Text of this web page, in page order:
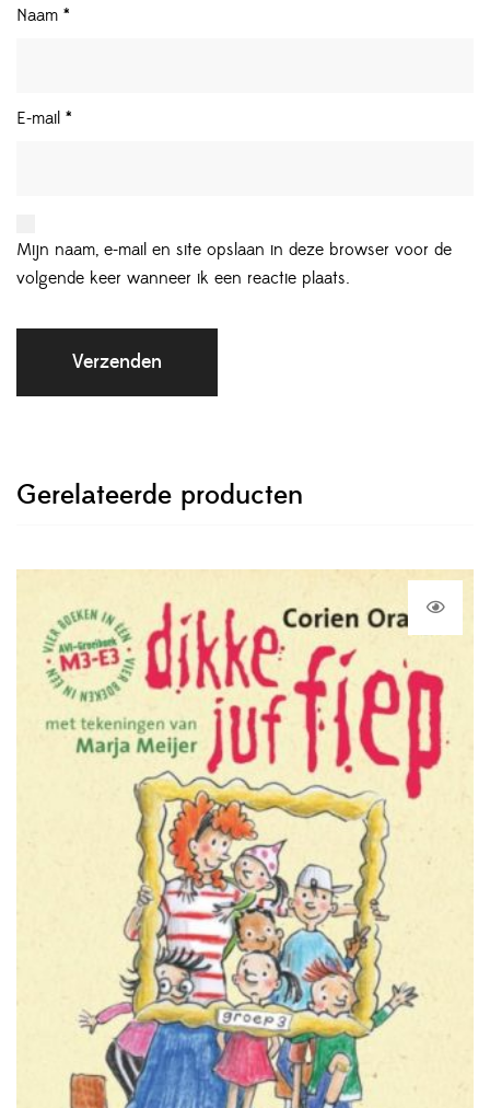
Naam *
E-mail *
Mijn naam, e-mail en site opslaan in deze browser voor de
volgende keer wanneer ik een reactie plaats.
Gerelateerde producten